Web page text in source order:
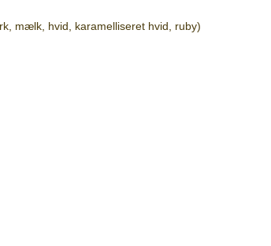
mælk, hvid, karamelliseret hvid, ruby)